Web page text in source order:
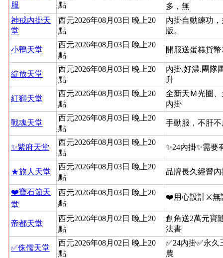
服
點
多，無
神戒內掛天
堂
西元2026年08月03日 晚上20
點
內掛自動練功
版。
小鴨天堂
西元2026年08月03日 晚上20
點
開服送蛋糕貨
綻放天堂
西元2026年08月03日 晚上20
點
內掛.好濃.團隊
升
紅獅天堂
西元2026年08月03日 晚上20
點
全新天Ｍ光圈
內掛
戰魂天堂
西元2026年08月03日 晚上20
點
手動服，不肝
✨紫府天堂
西元2026年08月03日 晚上20
點
✨24內掛✨需要
★旅人天堂
西元2026年08月03日 晚上20
點
品牌長久經營
❤️寶石節天
堂
西元2026年08月03日 晚上20
點
❤️用心設計⚔無
帝都天堂
西元2026年08月02日 晚上20
點
創角送2萬元寶
法書
✅侏儒天堂
西元2026年08月02日 晚上20
點
✅24內掛✅永久
農